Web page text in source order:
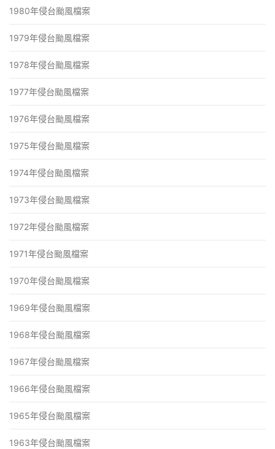
1980年侵台颱風檔案
1979年侵台颱風檔案
1978年侵台颱風檔案
1977年侵台颱風檔案
1976年侵台颱風檔案
1975年侵台颱風檔案
1974年侵台颱風檔案
1973年侵台颱風檔案
1972年侵台颱風檔案
1971年侵台颱風檔案
1970年侵台颱風檔案
1969年侵台颱風檔案
1968年侵台颱風檔案
1967年侵台颱風檔案
1966年侵台颱風檔案
1965年侵台颱風檔案
1963年侵台颱風檔案